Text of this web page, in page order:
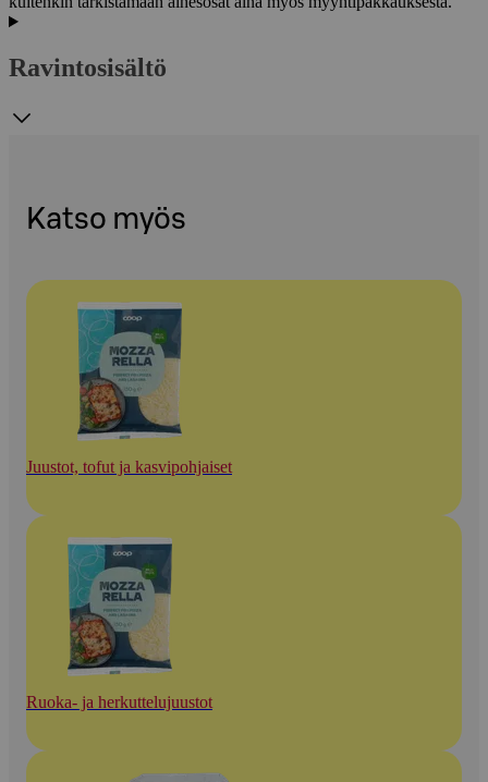
Ravintosisältö
Katso myös
Juustot, tofut ja kasvipohjaiset
Ruoka- ja herkuttelujuustot